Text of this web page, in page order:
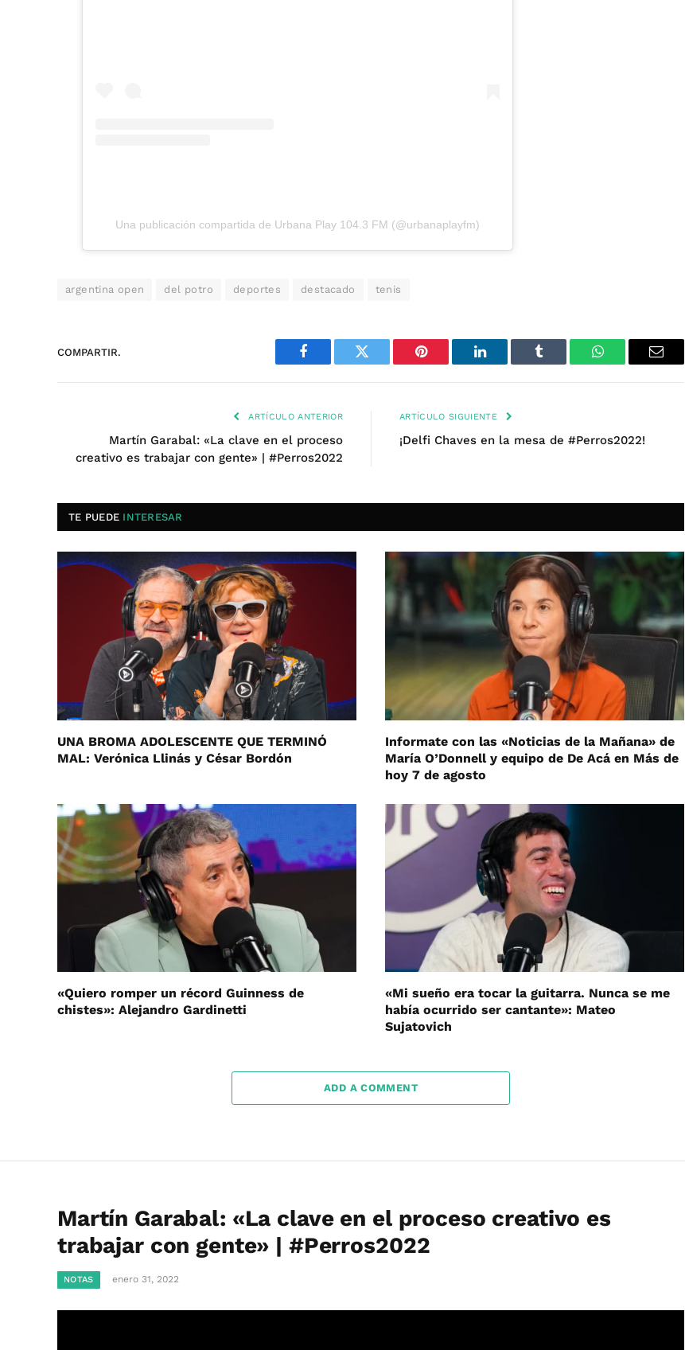
Una publicación compartida de Urbana Play 104.3 FM (@urbanaplayfm)
argentina open del potro deportes destacado tenis
COMPARTIR.
Facebook Twitter Pinterest LinkedIn Tumblr WhatsAppEmail
ARTÍCULO ANTERIOR
Martín Garabal: «La clave en el proceso
creativo es trabajar con gente» | #Perros2022
ARTÍCULO SIGUIENTE
¡Delfi Chaves en la mesa de #Perros2022!
TE PUEDE INTERESAR
UNA BROMA ADOLESCENTE QUE TERMINÓ
MAL: Verónica Llinás y César Bordón
Informate con las «Noticias de la Mañana» de
María O’Donnell y equipo de De Acá en Más de
hoy 7 de agosto
«Quiero romper un récord Guinness de
chistes»: Alejandro Gardinetti
«Mi sueño era tocar la guitarra. Nunca se me
había ocurrido ser cantante»: Mateo
Sujatovich
ADD A COMMENT
Martín Garabal: «La clave en el proceso creativo es
trabajar con gente» | #Perros2022
NOTAS enero 31, 2022